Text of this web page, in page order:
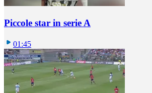
Piccole star in serie A
01:45